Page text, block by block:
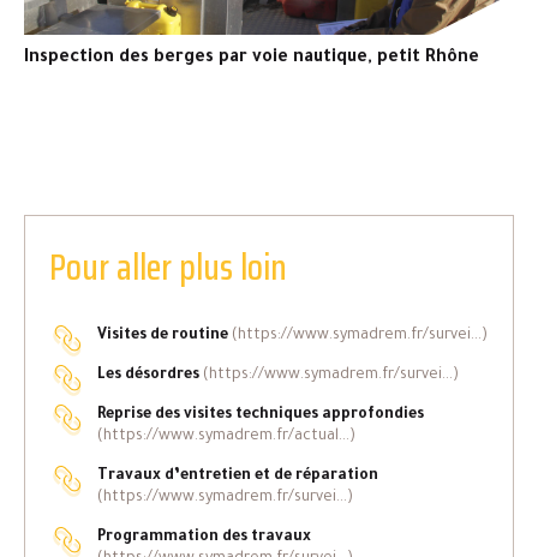
Inspection des berges par voie nautique, petit Rhône
Pour aller plus loin
Visites de routine (https://www.symadrem.fr/survei...)
Les désordres (https://www.symadrem.fr/survei...)
Reprise des visites techniques approfondies
(https://www.symadrem.fr/actual...)
Travaux d’entretien et de réparation
(https://www.symadrem.fr/survei...)
Programmation des travaux